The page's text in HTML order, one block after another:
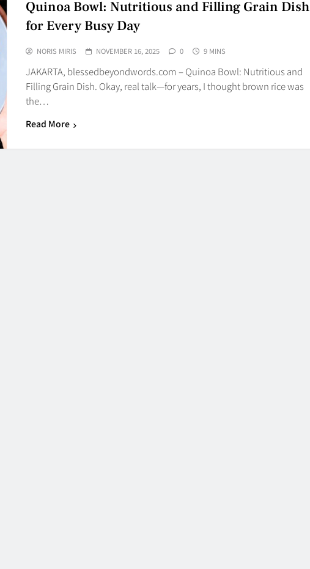
Quinoa Bowl: Nutritious and Filling Grain Dish
for Every Busy Day
NORIS MIRIS NOVEMBER 16, 2025 0 9 MINS
JAKARTA, blessedbeyondwords.com – Quinoa Bowl: Nutritious and
Filling Grain Dish. Okay, real talk—for years, I thought brown rice was
the…
Read More